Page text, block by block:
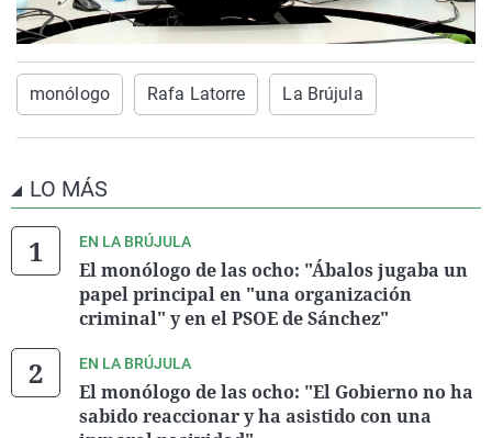
monólogo Rafa Latorre La Brújula
LO MÁS
EN LA BRÚJULA
El monólogo de las ocho: "Ábalos jugaba un
papel principal en "una organización
criminal" y en el PSOE de Sánchez"
EN LA BRÚJULA
El monólogo de las ocho: "El Gobierno no ha
sabido reaccionar y ha asistido con una